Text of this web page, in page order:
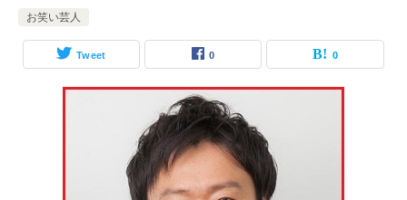
お笑い芸人
Tweet 0 0